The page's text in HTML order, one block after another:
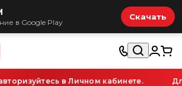
в Google Play
Скачать
в Личном кабинете.